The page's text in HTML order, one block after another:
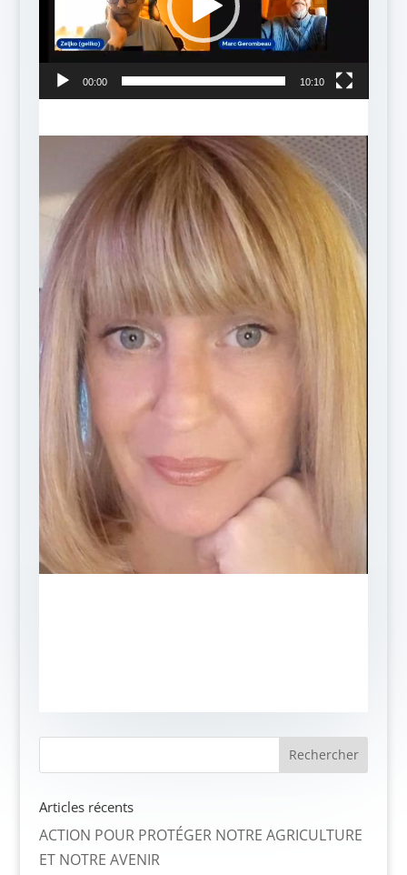
00:00 10:10
Articles récents
ACTION POUR PROTÉGER NOTRE AGRICULTURE
ET NOTRE AVENIR